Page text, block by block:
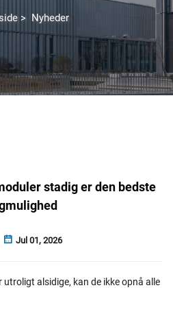
> Nyheder
stadig er den bedste
Jul 01, 2026
alsidige, kan de ikke opnå alle